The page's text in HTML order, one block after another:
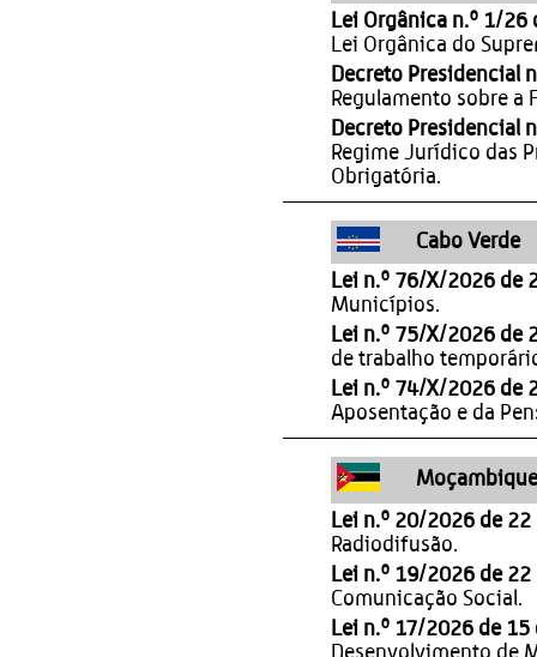
Lei Orgânica n.º 1/26
Lei Orgânica do
Decreto Presidencial
Regulamento sobre a
Decreto Presidencial
Regime Jurídico das
Obrigatória.
Cabo Verde
Lei n.º 76/X/2026 de
Municípios.
Lei n.º 75/X/2026 de
de trabalho
Lei n.º 74/X/2026 de
Aposentação e da
Moçambique
Lei n.º 20/2026 de
Radiodifusão.
Lei n.º 19/2026 de
Comunicação Social.
Lei n.º 17/2026 de 15